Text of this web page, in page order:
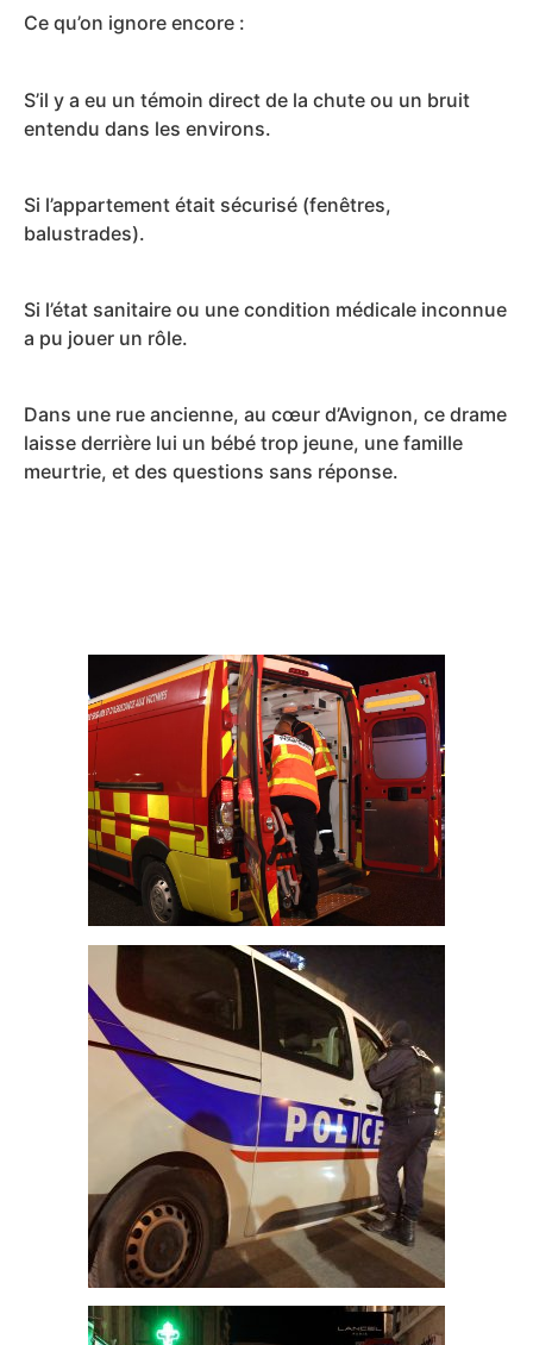
Ce qu’on ignore encore :
S’il y a eu un témoin direct de la chute ou un bruit
entendu dans les environs.
Si l’appartement était sécurisé (fenêtres,
balustrades).
Si l’état sanitaire ou une condition médicale inconnue
a pu jouer un rôle.
Dans une rue ancienne, au cœur d’Avignon, ce drame
laisse derrière lui un bébé trop jeune, une famille
meurtrie, et des questions sans réponse.